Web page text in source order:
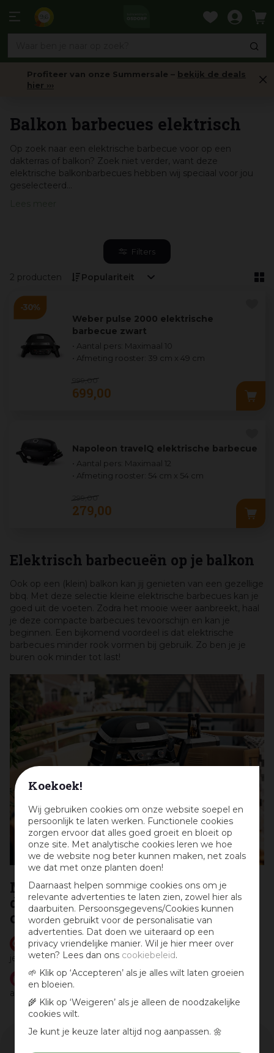
Koekoek!
Wij gebruiken cookies om onze website soepel en
persoonlijk te laten werken. Functionele cookies
zorgen ervoor dat alles goed groeit en bloeit op
onze site. Met analytische cookies leren we hoe
we de website nog beter kunnen maken, net zoals
we dat met onze planten doen!
Daarnaast helpen sommige cookies ons om je
relevante advertenties te laten zien, zowel hier als
daarbuiten. Persoonsgegevens/Cookies kunnen
worden gebruikt voor de personalisatie van
advertenties. Dat doen we uiteraard op een
privacy vriendelijke manier. Wil je hier meer over
weten? Lees dan ons cookiebeleid.
🌱 Klik op ‘Accepteren’ als je alles wilt laten groeien
en bloeien.
🌾 Klik op ‘Weigeren’ als je alleen de noodzakelijke
cookies wilt.
Je kunt je keuze later altijd nog aanpassen. 🌼
naar
Profiteer van onze Summersale – bekijk de deals
hier ›››
Balkon barbecues elektrisch
Op zoek naar een elektrische barbecue voor op een
dakterras of balkon? Zoek niet verder, want deze
elektrische balkonbarbecues hebben wij speciaal voor jou
geselecteerd...
Filters
2 producten
Weber pulse 2000 elektrische
barbecue zwart
• Aantal pers: Maximaal 10
• Afmeting rooster: 39 cm x 49 cm
999 ,00
699,00
Napoleon travelQ elektrische barbecue
• Aantal pers: Maximaal 12
• Afmeting rooster: 54 cm x 54 cm
299 ,00
279,00
Elektrisch barbecueën op je balkon
Ook op een (klein) balkon kan jij genieten van een gezellige
bbq. Met deze selectie kleine elektrische barbecues kan je
goed uit de voeten. Zodra het mooie weer aanbreekt, haal
je deze compacte barbecues tevoorschijn en kan je
beginnen. Een bijkomend voordeel is dat elektrische
barbecues minder rook vormen bij gebruik. Zo ben je je
buren ook minder tot last!
Meer inspiratie voor je balkon of
dakterras en leuke aanbiedingen
ontvangen?
Volgons pinbord met inspiratie op Pinterest en breng
je tuin tot leven!
Schrijf je in voorde nieuwsbriefmet aanbiedingen,
aankondigingen van leuke activiteiten en handige tips.